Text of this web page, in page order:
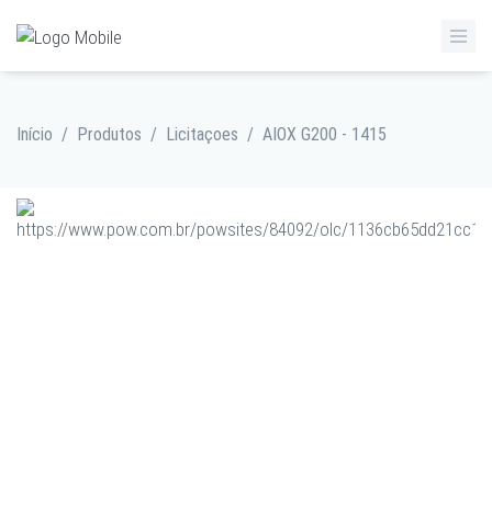
Início / Produtos / Licitaçoes / AIOX G200 - 1415